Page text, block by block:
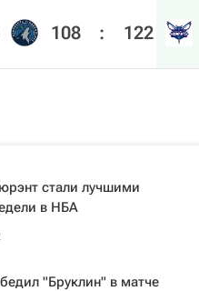
108 : 122
стали лучшими
в НБА
"Бруклин" в матче